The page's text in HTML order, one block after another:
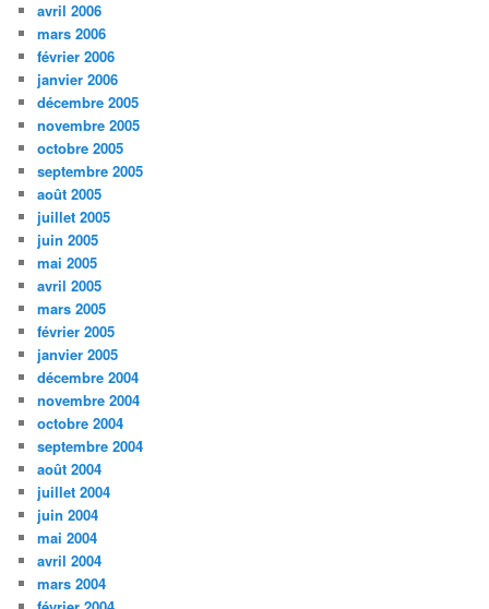
avril 2006
mars 2006
février 2006
janvier 2006
décembre 2005
novembre 2005
octobre 2005
septembre 2005
août 2005
juillet 2005
juin 2005
mai 2005
avril 2005
mars 2005
février 2005
janvier 2005
décembre 2004
novembre 2004
octobre 2004
septembre 2004
août 2004
juillet 2004
juin 2004
mai 2004
avril 2004
mars 2004